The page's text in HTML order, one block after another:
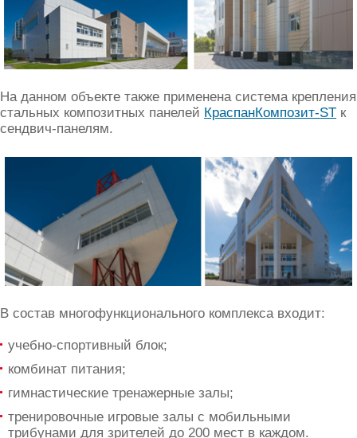
На данном объекте также применена система крепления
стальных композитных панелей КраспанКомпозит-ST к
сендвич-панелям.
В состав многофункционального комплекса входит:
учебно-спортивный блок;
комбинат питания;
гимнастические тренажерные залы;
тренировочные игровые залы с мобильными
трибунами для зрителей до 200 мест в каждом.